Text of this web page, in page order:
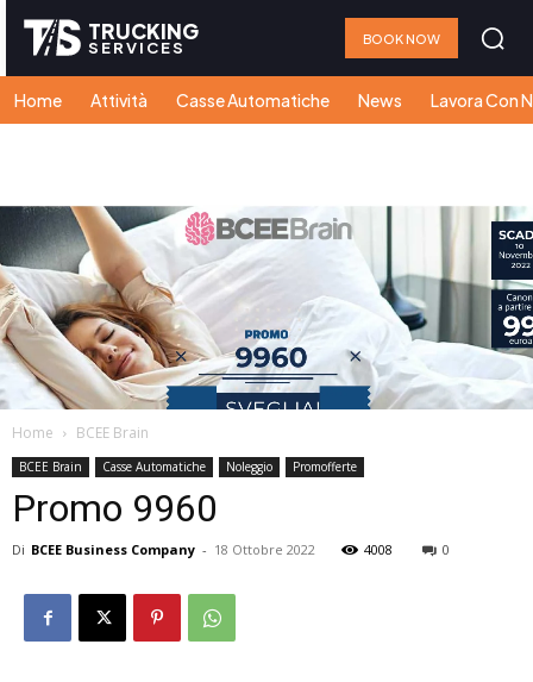
TRUCKING
SERVICES BOOK NOW
Home Attività Casse Automatiche News Lavora Con
Home BCEE Brain
BCEE Brain Casse Automatiche Noleggio Promofferte
Promo 9960
Di BCEE Business Company - 18 Ottobre 2022 4008 0